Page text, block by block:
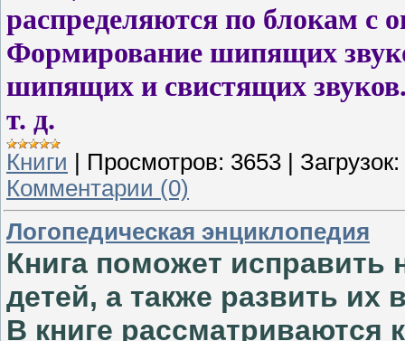
распределяются по блокам с
Формирование шипящих
шипящих и свистящих
т. д.
Книги Просмотров: 3653
Загрузок:
Комментарии (0)
Логопедическая энциклопедия
Книга поможет исправить
детей, а также развить
В книге рассматриваются